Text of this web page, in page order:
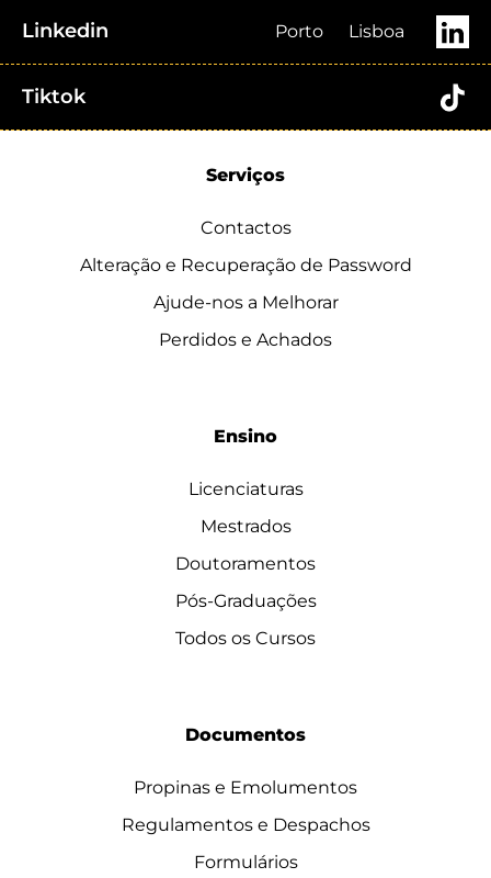
Linkedin Porto Lisboa
Tiktok
Serviços
Contactos
Alteração e Recuperação de Password
Ajude-nos a Melhorar
Perdidos e Achados
Ensino
Licenciaturas
Mestrados
Doutoramentos
Pós-Graduações
Todos os Cursos
Documentos
Propinas e Emolumentos
Regulamentos e Despachos
Formulários